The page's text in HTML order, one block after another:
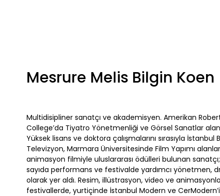
Mesrure Melis Bilgin Koen
Multidisipliner sanatçı ve akademisyen. Amerikan
College’da Tiyatro Yönetmenliği ve Görsel Sanatlar
Yüksek lisans ve doktora çalışmalarını sırasıyla
Televizyon, Marmara Üniversitesinde Film Yapımı
animasyon filmiyle uluslararası ödülleri bulunan
sayıda performans ve festivalde yardımcı yönetmen,
olarak yer aldı. Resim, illüstrasyon, video ve
festivallerde, yurtiçinde İstanbul Modern ve